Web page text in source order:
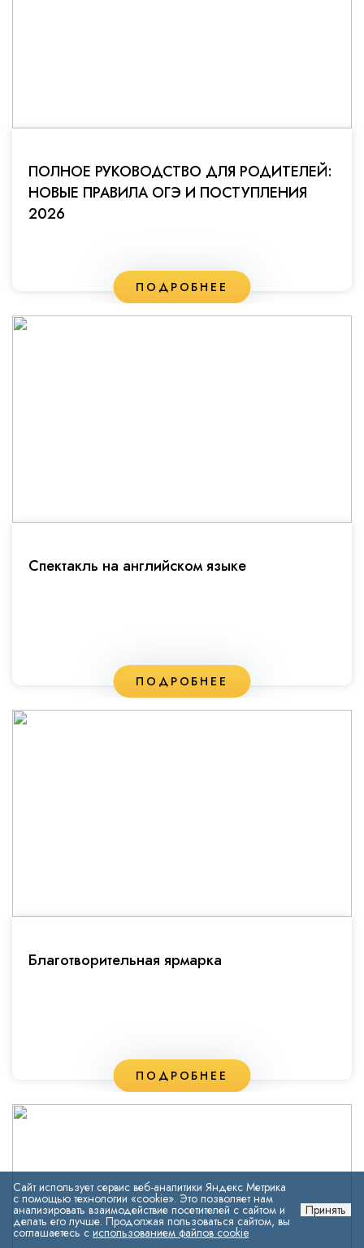
ПОЛНОЕ РУКОВОДСТВО ДЛЯ РОДИТЕЛЕЙ:
НОВЫЕ ПРАВИЛА ОГЭ И ПОСТУПЛЕНИЯ
2026
ПОДРОБНЕЕ
Спектакль на английском языке
ПОДРОБНЕЕ
Благотворительная ярмарка
ПОДРОБНЕЕ
Сайт использует сервис веб-аналитики Яндекс Метрика
с помощью технологии «cookie». Это позволяет нам
анализировать взаимодействие посетителей с сайтом и
делать его лучше. Продолжая пользоваться сайтом, вы
соглашаетесь сиспользованием файлов cookie
Принять